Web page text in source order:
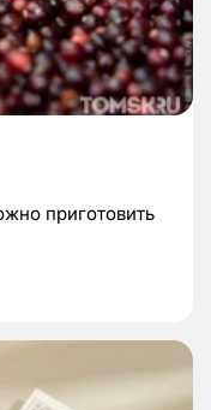
приготовить